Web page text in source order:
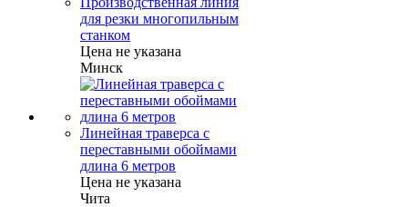
для резки многопильным
станком
Цена не указана
Минск
Линейная траверса с
переставными обоймами
длина 6 метров
Цена не указана
Чита